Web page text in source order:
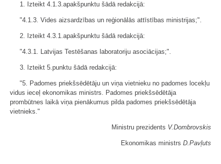
1. Izteikt 4.1.3.apakšpunktu šādā redakcijā:
"4.1.3. Vides aizsardzības un reģionālās attīstības ministrijas;".
2. Izteikt 4.3.1.apakšpunktu šādā redakcijā:
"4.3.1. Latvijas Testēšanas laboratoriju asociācijas;".
3. Izteikt 5.punktu šādā redakcijā:
"5. Padomes priekšsēdētāju un viņa vietnieku no padomes locekļu
vidus ieceļ ekonomikas ministrs. Padomes priekšsēdētāja
prombūtnes laikā viņa pienākumus pilda padomes priekšsēdētāja
vietnieks."
Ministru prezidents V.Dombrovskis
Ekonomikas ministrs D.Pavļuts